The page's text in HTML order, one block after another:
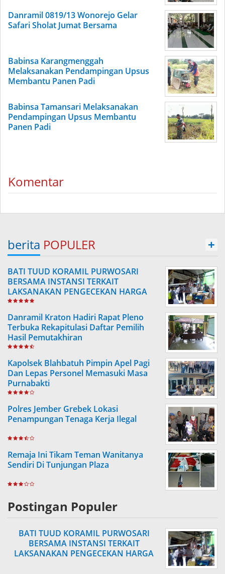
Danramil 0819/13 Wonorejo Gelar
Safari Sholat Jumat Bersama
Babinsa Karangmenggah
Melaksanakan Pendampingan Upsus
Membantu Panen Padi
Babinsa Tamansari Melaksanakan
Pendampingan Upsus Membantu
Panen Padi
Komentar
berita POPULER +
BATI TUUD KORAMIL PURWOSARI
BERSAMA INSTANSI TERKAIT
LAKSANAKAN PENGECEKAN HARGA
SEMBAKO
Danramil Kraton Hadiri Rapat Pleno
Terbuka Rekapitulasi Daftar Pemilih
Hasil Pemutakhiran
Kapolsek Blahbatuh Pimpin Apel Pagi
Dan Lepas Personel Memasuki Masa
Purnabakti
Polres Jember Grebek Lokasi
Penampungan Tenaga Kerja Ilegal
Remaja Ini Tikam Teman Wanitanya
Sendiri Di Tunjungan Plaza
Postingan Populer
BATI TUUD KORAMIL PURWOSARI
BERSAMA INSTANSI TERKAIT
LAKSANAKAN PENGECEKAN HARGA